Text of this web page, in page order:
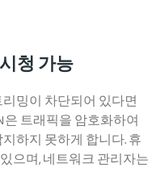
청 가능
밍이 차단되어 있다면
은 트래픽을 암호화하여
하지 못하게 합니다. 휴
으며, 네트워크 관리자는